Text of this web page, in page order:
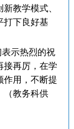
教学模式、
打下良好基
示热烈的祝
接再厉，在学
作用，不断提
（教务科供